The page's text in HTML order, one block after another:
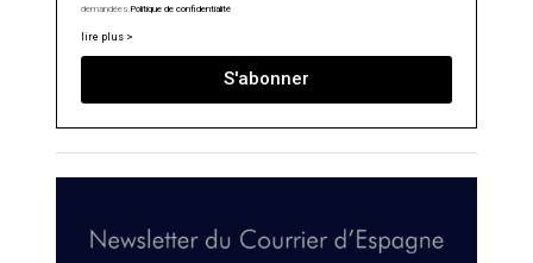
demandées. Politique de confidentialité
lire plus >
S'abonner